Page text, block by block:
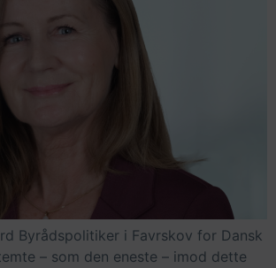
Byrådspolitiker i Favrskov for Dansk
– som den eneste – imod dette